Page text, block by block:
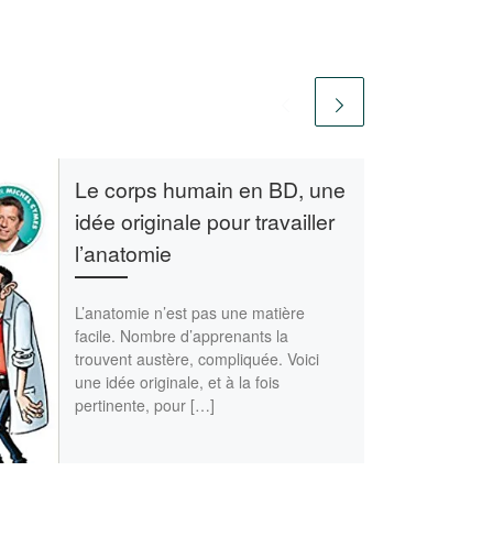
Le corps humain en BD, une
idée originale pour travailler
l’anatomie
L’anatomie n’est pas une matière
facile. Nombre d’apprenants la
trouvent austère, compliquée. Voici
une idée originale, et à la fois
pertinente, pour […]